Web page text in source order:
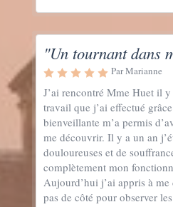
"Un tournant dans
Par Marianne
J’ai rencontré Mme Huet il
travail que j’ai effectué
bienveillante m’a permis
me découvrir. Il y a un an
douloureuses et de
complètement mon
Aujourd’hui j’ai appris à
pas de côté pour observer